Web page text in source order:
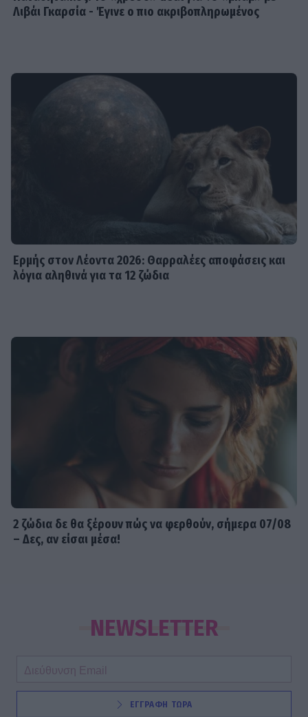
Λιβάι Γκαρσία - Έγινε ο πιο ακριβοπληρωμένος
Ερμής στον Λέοντα 2026: Θαρραλέες αποφάσεις και
λόγια αληθινά για τα 12 ζώδια
2 ζώδια δε θα ξέρουν πώς να φερθούν, σήμερα 07/08
– Δες, αν είσαι μέσα!
NEWSLETTER
ΕΓΓΡΑΦΗ ΤΩΡΑ